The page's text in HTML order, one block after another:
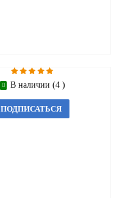
В наличии (4 )
ПОДПИСАТЬСЯ